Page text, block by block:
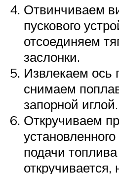
Отвинчиваем
пускового
отсоединяем
заслонки.
Извлекаем ось
снимаем
запорной иглой.
Откручиваем
подачи
откручивается,